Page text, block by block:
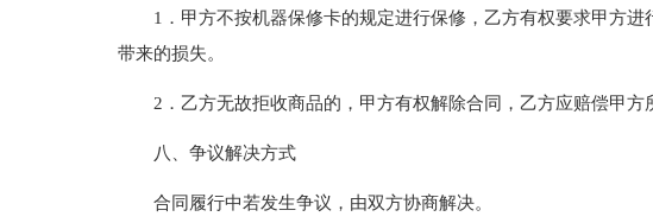
1．甲方不按机器保修卡的规定进行保修，乙方有权要求甲方
带来的损失。
2．乙方无故拒收商品的，甲方有权解除合同，乙方应赔偿甲方
八、争议解决方式
合同履行中若发生争议，由双方协商解决。